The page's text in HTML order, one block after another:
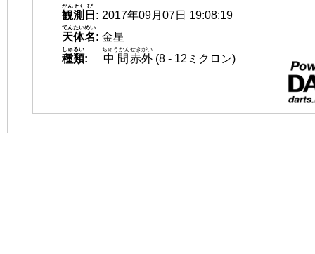
観測
かんそく
日
び
: 2017年09月07日 19:08:19
天体名
てんたいめい
: 金星
種類
しゅるい
: 中間
ちゅうかん
赤外
せきがい
(8 - 12ミクロン)